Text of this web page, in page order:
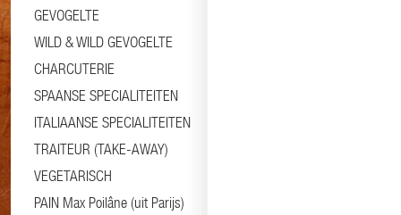
GEVOGELTE
WILD & WILD GEVOGELTE
CHARCUTERIE
SPAANSE SPECIALITEITEN
ITALIAANSE SPECIALITEITEN
TRAITEUR (TAKE-AWAY)
VEGETARISCH
PAIN Max Poilâne (uit Parijs)